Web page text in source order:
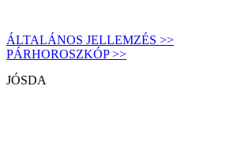
ÁLTALÁNOS JELLEMZÉS >>
PÁRHOROSZKÓP >>
JÓSDA